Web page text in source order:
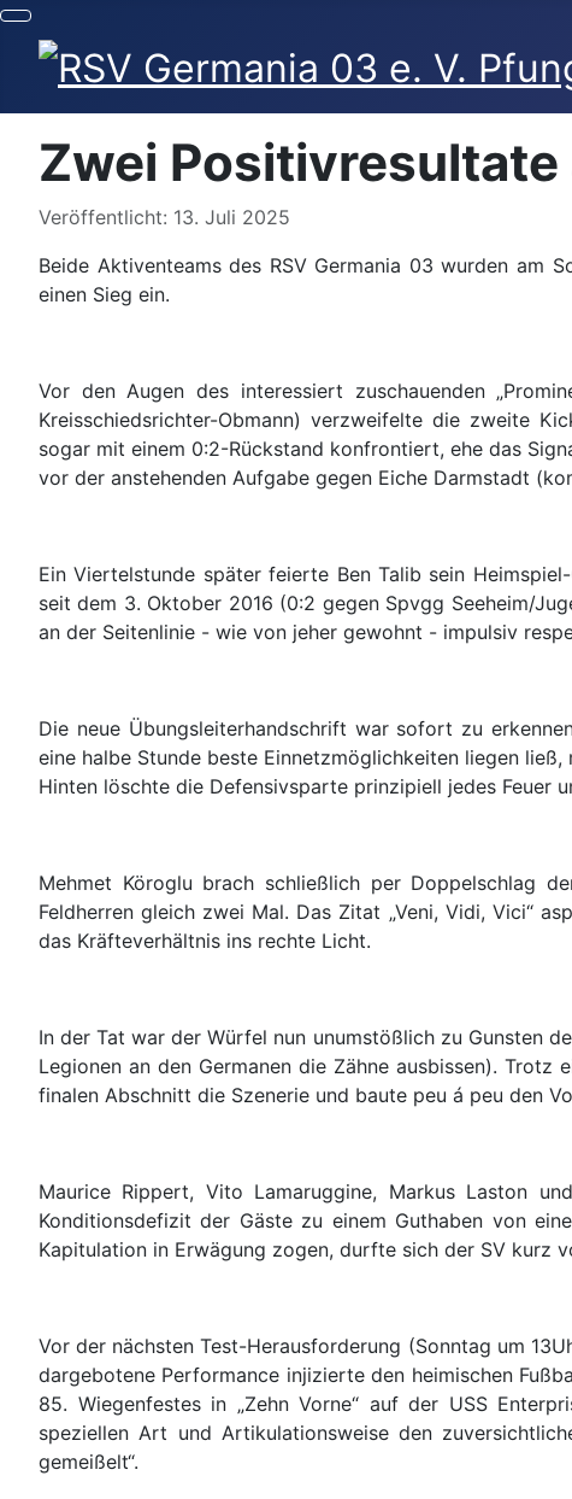
Zwei Positivresultate
Details
Veröffentlicht: 13. Juli 2025
Beide Aktiventeams des RSV Germania 03 wurden am
einen Sieg ein.
Vor den Augen des interessiert zuschauenden
Kreisschiedsrichter-Obmann) verzweifelte die zweite
sogar mit einem 0:2-Rückstand konfrontiert, ehe das
vor der anstehenden Aufgabe gegen Eiche Darmstadt
Ein Viertelstunde später feierte Ben Talib sein
seit dem 3. Oktober 2016 (0:2 gegen Spvgg Seeheim/
an der Seitenlinie - wie von jeher gewohnt - impulsiv
Die neue Übungsleiterhandschrift war sofort zu
eine halbe Stunde beste Einnetzmöglichkeiten liegen
Hinten löschte die Defensivsparte prinzipiell jedes Feuer
Mehmet Köroglu brach schließlich per Doppelschlag
Feldherren gleich zwei Mal. Das Zitat „Veni, Vidi, Vici“
das Kräfteverhältnis ins rechte Licht.
In der Tat war der Würfel nun unumstößlich zu Gunsten
Legionen an den Germanen die Zähne ausbissen).
finalen Abschnitt die Szenerie und baute peu á peu den
Maurice Rippert, Vito Lamaruggine, Markus Laston
Konditionsdefizit der Gäste zu einem Guthaben von
Kapitulation in Erwägung zogen, durfte sich der SV kurz
Vor der nächsten Test-Herausforderung (Sonntag um
dargebotene Performance injizierte den heimischen
85. Wiegenfestes in „Zehn Vorne“ auf der USS
speziellen Art und Artikulationsweise den
gemeißelt“.